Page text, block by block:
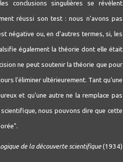
conclusions singulières se révèlent
réussi son test : nous n'avons pas
négative ou, en d'autres termes, si, les
également la théorie dont elle était
ne peut soutenir la théorie que pour
l'éliminer ultérieurement. Tant qu'une
et qu'une autre ne la remplace pas
nous pouvons dire que cette
de la découverte scientifique(1934)